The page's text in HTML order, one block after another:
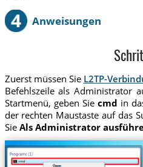
4 Anweisungen
Zuerst müssen Sie L2TP-
Befehlszeile als Administrator
Startmenü, geben Sie cmd in
der rechten Maustaste auf das
Sie Als Administrator